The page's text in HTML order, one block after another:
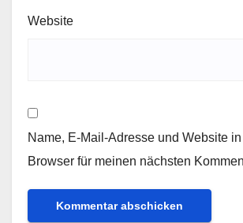
Website
Name, E-Mail-Adresse und Website
Browser für meinen nächsten